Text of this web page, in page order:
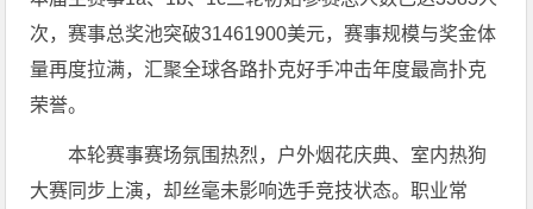
次，赛事总奖池突破31461900美元，赛事规模与奖金体
量再度拉满，汇聚全球各路扑克好手冲击年度最高扑克
荣誉。
本轮赛事赛场氛围热烈，户外烟花庆典、室内热狗
大赛同步上演，却丝毫未影响选手竞技状态。职业常